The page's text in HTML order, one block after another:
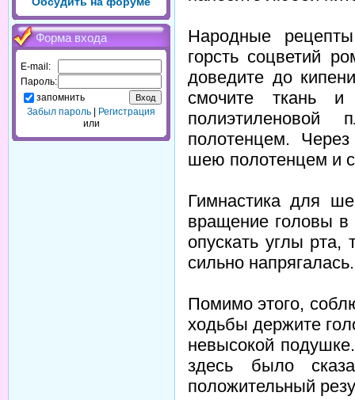
Форма входа
E-mail:
Пароль:
запомнить
Забыл пароль
Регистрация
или
Народные
горсть соцветий
доведите до
смочите ткань
полотенцем.
шею полотенцем и
Гимнастика для
вращение головы в
опускать углы
сильно напрягалась.
Помимо этого,
ходьбы держите
невысокой
здесь было
положительный